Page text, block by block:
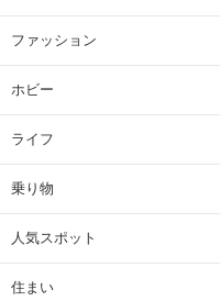
ファッション
ホビー
ライフ
乗り物
人気スポット
住まい